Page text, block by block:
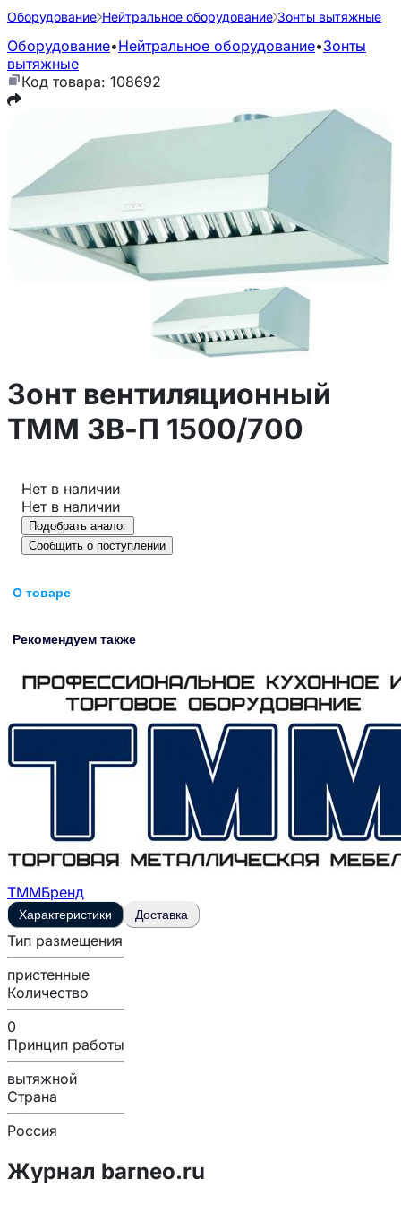
Оборудование Нейтральное оборудование Зонты вытяжные
Оборудование•Нейтральное оборудование•Зонты
вытяжные
Код товара: 108692
Зонт вентиляционный
ТММ ЗВ-П 1500/700
Нет в наличии
Нет в наличии
Подобрать аналог
Сообщить о поступлении
О товаре
Рекомендуем также
ТММБренд
Характеристики Доставка
Тип размещения
пристенные
Количество
0
Принцип работы
вытяжной
Страна
Россия
Журнал barneo.ru